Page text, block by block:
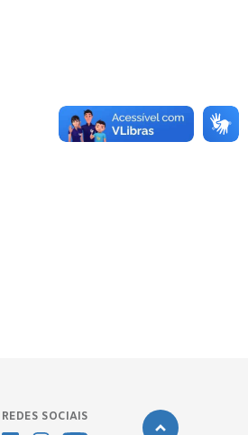
REDES SOCIAIS